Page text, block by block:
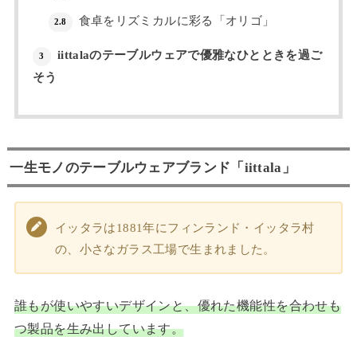
2.8 食卓をリズミカルに彩る「オリゴ」
3
iittalaのテーブルウェアで優雅なひとときを過ご
そう
一生モノのテーブルウェアブランド「iittala」
イッタラは1881年にフィンランド・イッタラ村
の、小さなガラス工場で生まれました。
誰もが使いやすいデザインと、優れた機能性を合わせも
つ製品を生み出しています。